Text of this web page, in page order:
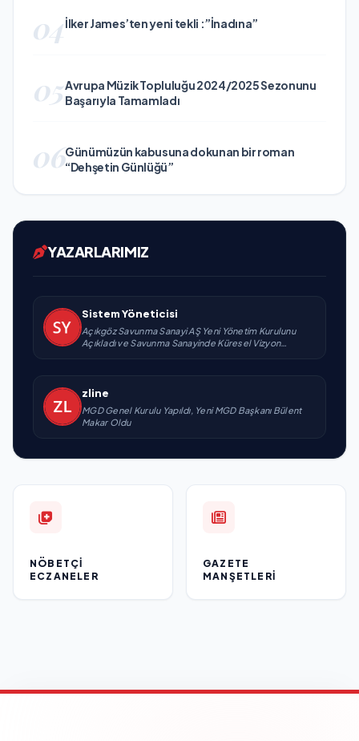
04İlker James’ten yeni tekli :”İnadına”
05Avrupa Müzik Topluluğu 2024/2025 Sezonunu
Başarıyla Tamamladı
06Günümüzün kabusuna dokunan bir roman
“Dehşetin Günlüğü”
YAZARLARIMIZ
Sistem Yöneticisi
Açıkgöz Savunma Sanayi AŞ Yeni Yönetim Kurulunu
Açıkladı ve Savunma Sanayinde Küresel Vizyon
zline
MGD Genel Kurulu Yapıldı, Yeni MGD Başkanı Bülent
Makar Oldu
NÖBETÇI
ECZANELER
GAZETE
MANŞETLERI